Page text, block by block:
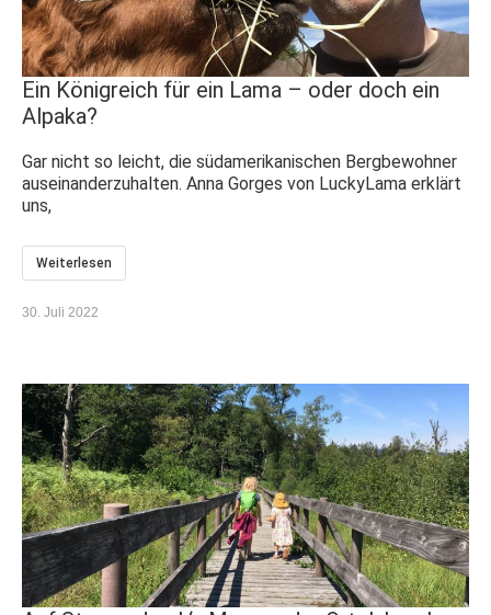
Ein Königreich für ein Lama – oder doch ein
Alpaka?
30. Juli 2022
Gar nicht so leicht, die südamerikanischen Bergbewohner
auseinanderzuhalten. Anna Gorges von LuckyLama erklärt
uns,
Weiterlesen